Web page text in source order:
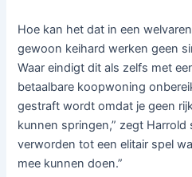
Hoe kan het dat in een
gewoon keihard werken geen
Waar eindigt dit als zelfs met
betaalbare koopwoning
gestraft wordt omdat je geen
kunnen springen,” zegt Harrold
verworden tot een elitair spel
mee kunnen doen.”